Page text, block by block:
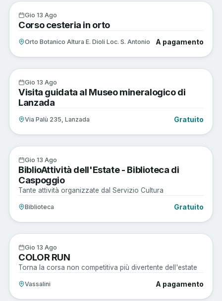
Arte e Cultura
Gio 13 Ago
Corso cesteria in orto
Orto Botanico Altura E. Dioli Loc. S. Antonio A pagamento
Arte e Cultura
Gio 13 Ago
Visita guidata al Museo mineralogico di
Lanzada
Via Palù 235, Lanzada Gratuito
Musica e Spettacoli
Gio 13 Ago
BiblioAttività dell'Estate - Biblioteca di
Caspoggio
Tante attività organizzate dal Servizio Cultura
Biblioteca Gratuito
Musica e Spettacoli
Gio 13 Ago
COLOR RUN
Torna la corsa non competitiva più divertente dell'estate
Vassalini A pagamento